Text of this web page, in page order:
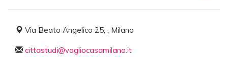
Via Beato Angelico 25, , Milano
cittastudi@vogliocasamilano.it